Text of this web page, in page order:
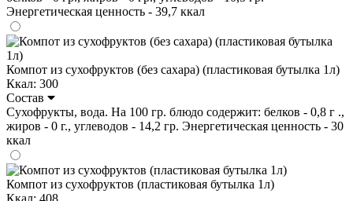
Энергетическая ценность - 39,7 ккал
Компот из сухофруктов (без сахара) (пластиковая бутылка 1л)
Ккал: 300
Состав
Сухофрукты, вода. На 100 гр. блюдо содержит: белков - 0,8 г .,
жиров - 0 г., углеводов - 14,2 гр. Энергетическая ценность - 30
ккал
Компот из сухофруктов (пластиковая бутылка 1л)
Ккал: 408